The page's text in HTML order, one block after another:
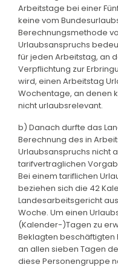
Arbeitstage bei einer
keine vom
Berechnungsmethode
Urlaubsanspruchs
für jeden Arbeitstag, an
Verpflichtung zur
wird, einen Arbeitstag
Wochentage, an denen
nicht urlaubsrelevant.
b) Danach durfte das
Berechnung des in
Urlaubsanspruchs nicht
tarifvertraglichen
Bei einem tariflichen
beziehen sich die 42
Landesarbeitsgericht
Woche. Um einen
(Kalender-)Tagen zu
Beklagten
an allen sieben Tagen
diese Personengruppe